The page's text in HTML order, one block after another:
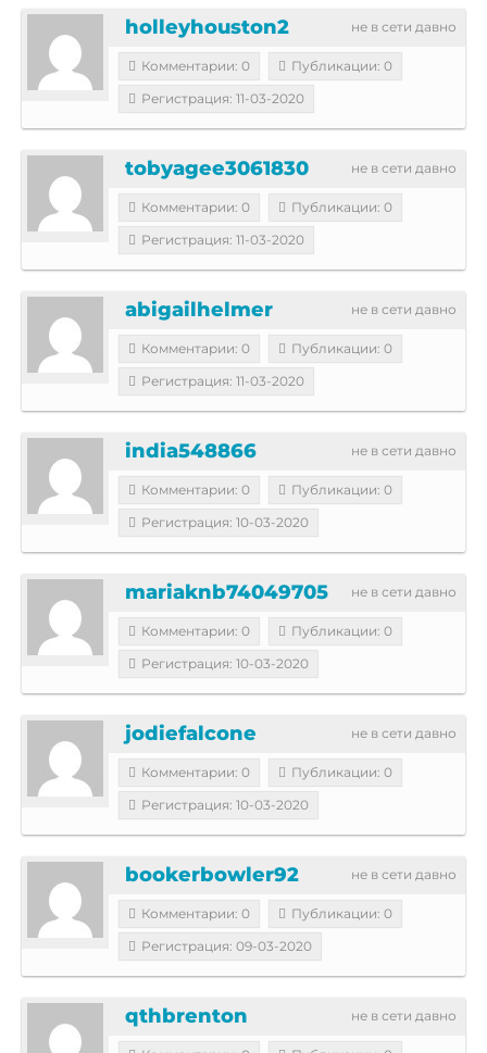
не в сети давно
holleyhouston2
Комментарии: 0
Публикации: 0
Регистрация: 11-03-2020
не в сети давно
tobyagee3061830
Комментарии: 0
Публикации: 0
Регистрация: 11-03-2020
не в сети давно
abigailhelmer
Комментарии: 0
Публикации: 0
Регистрация: 11-03-2020
не в сети давно
india548866
Комментарии: 0
Публикации: 0
Регистрация: 10-03-2020
не в сети давно
mariaknb74049705
Комментарии: 0
Публикации: 0
Регистрация: 10-03-2020
не в сети давно
jodiefalcone
Комментарии: 0
Публикации: 0
Регистрация: 10-03-2020
не в сети давно
bookerbowler92
Комментарии: 0
Публикации: 0
Регистрация: 09-03-2020
не в сети давно
qthbrenton